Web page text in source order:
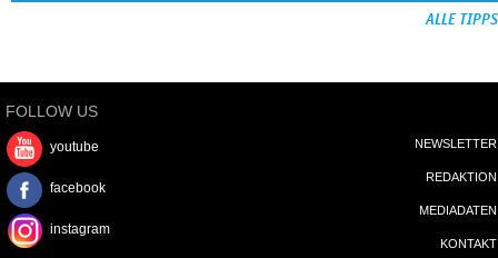
ALLE TIPPS
FOLLOW US
youtube
facebook
instagram
NEWSLETTER
REDAKTION
MEDIADATEN
KONTAKT